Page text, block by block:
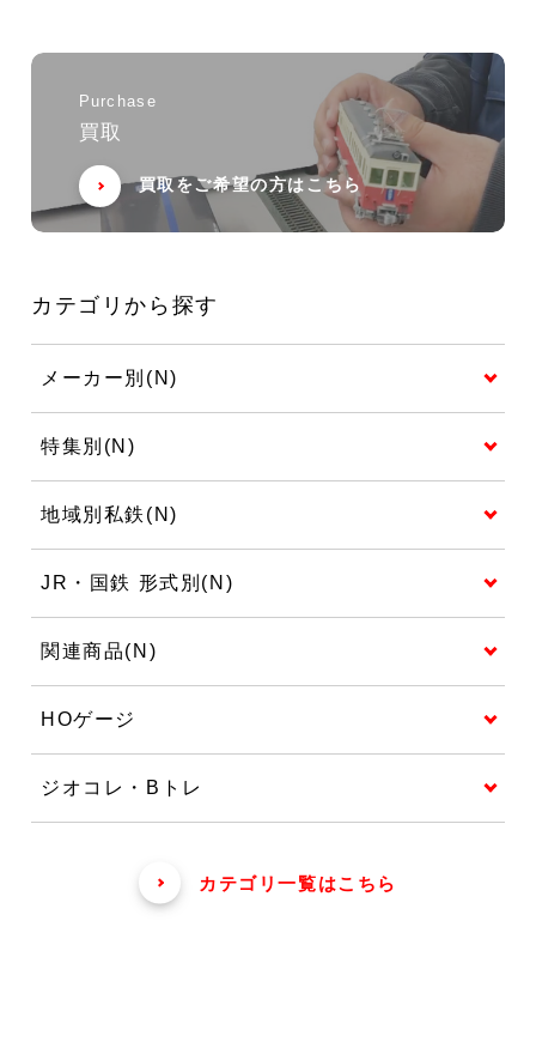
Purchase
買取
買取をご希望の方はこちら
カテゴリから探す
メーカー別(N)
特集別(N)
地域別私鉄(N)
JR・国鉄 形式別(N)
関連商品(N)
HOゲージ
ジオコレ・Bトレ
カテゴリ一覧はこちら